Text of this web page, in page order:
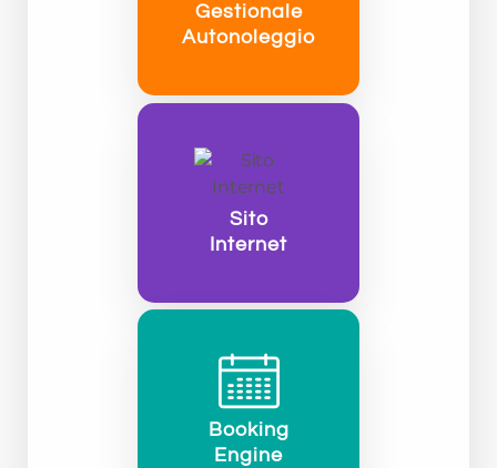
Gestionale
Autonoleggio
Sito
Internet
Booking
Engine